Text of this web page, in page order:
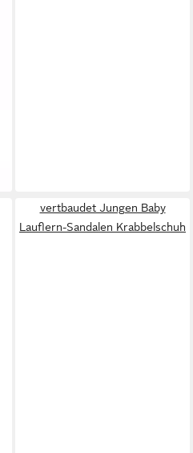
vertbaudet Jungen Baby
Lauflern-Sandalen Krabbelschuh